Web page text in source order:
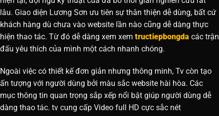
lâu. Giao diện Lương Sơn ưu tiên sự thân thiện dễ dùng, bất cứ
khách hàng dù chưa vào website lần nào cũng dễ dàng thực
hiện thao tác. Từ đó dễ dàng xem xem tructiepbongda các trận
đấu yêu thích của mình một cách nhanh chóng.
Ngoài việc có thiết kế đơn giản nhưng thông minh, Tv còn tạo
ấn tượng với người dùng bởi màu sắc website hài hòa. Các
mục thông tin quan trọng sắp xếp nổi bật giúp người dùng dễ
dàng thao tác. tv cung cấp Video full HD cực sắc nét